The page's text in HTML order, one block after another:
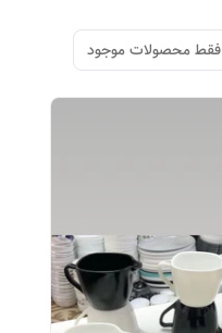
فقط محصولات موجود